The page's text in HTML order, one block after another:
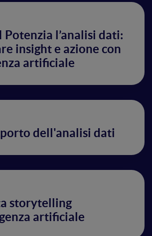
Potenzia l’analisi dati:
insight e azione con
artificiale
dell'analisi dati
storytelling
artificiale